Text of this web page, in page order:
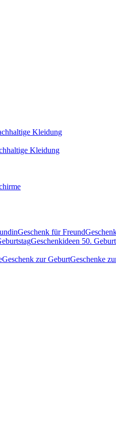
Kleidung
Kleidung
Geschenk für Freund
Geschenkideen 50.
Geschenk zur GeburtGeschenke